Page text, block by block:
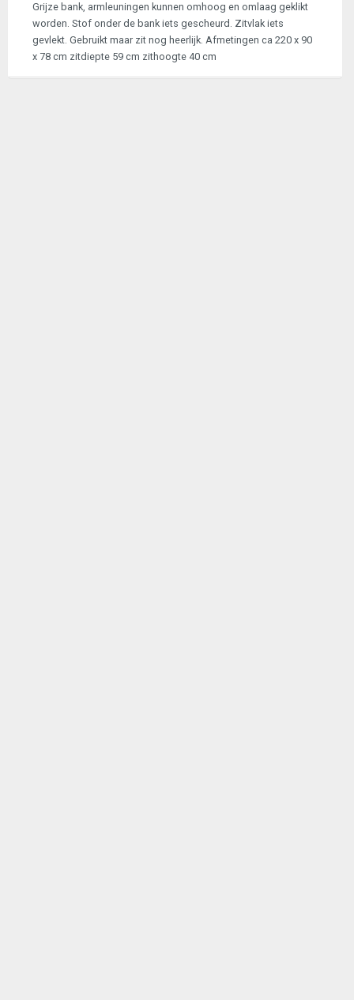
Grijze bank, armleuningen kunnen omhoog en omlaag geklikt
worden. Stof onder de bank iets gescheurd. Zitvlak iets
gevlekt. Gebruikt maar zit nog heerlijk. Afmetingen ca 220 x 90
x 78 cm zitdiepte 59 cm zithoogte 40 cm